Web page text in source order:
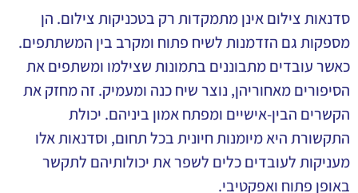
סדנאות צילום אינן מתמקדות רק בטכניקות צילום. הן
מספקות גם הזדמנות לשיח פתוח ומקרב בין המשתתפים.
כאשר עובדים מתבוננים בתמונות שצילמו ומשתפים את
הסיפורים מאחוריהן, נוצר שיח כנה ומעמיק. זה מחזק את
הקשרים הבין-אישיים ומפתח אמון ביניהם. יכולת
התקשורת היא מיומנות חיונית בכל תחום, וסדנאות אלו
מעניקות לעובדים כלים לשפר את יכולותיהם לתקשר
באופן פתוח ואפקטיבי.